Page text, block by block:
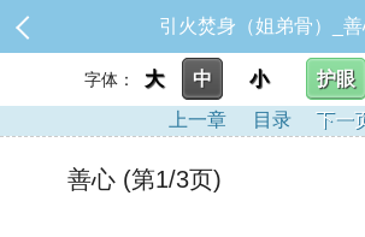
引火焚身（姐弟骨）_
字体： 大 中 小 护眼
上一章
目录 下一
善心 (第1/3页)